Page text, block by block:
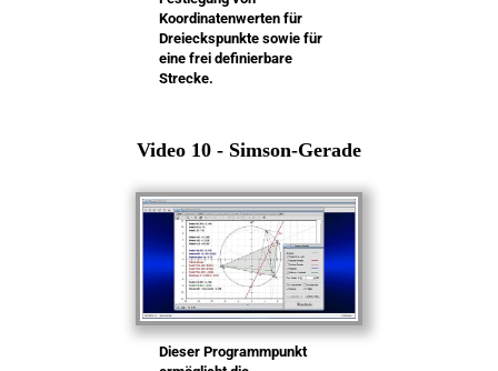
Koordinatenwerten für
Dreieckspunkte sowie für
eine frei definierbare
Strecke.
Video 10 - Simson-Gerade
Dieser Programmpunkt